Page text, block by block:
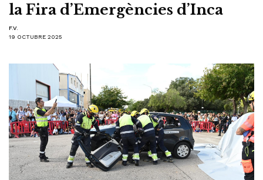
la Fira d’Emergències d’Inca
F.V.
19 OCTUBRE 2025